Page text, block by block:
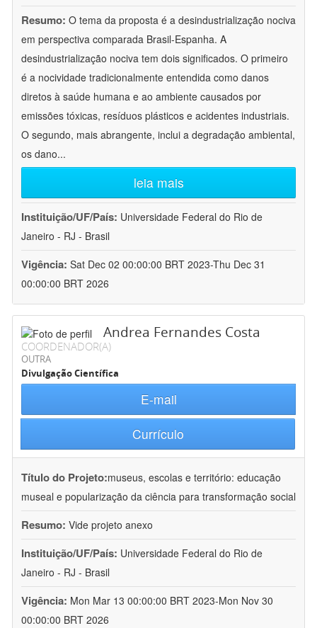
Resumo: O tema da proposta é a desindustrialização nociva
em perspectiva comparada Brasil-Espanha. A
desindustrialização nociva tem dois significados. O primeiro
é a nocividade tradicionalmente entendida como danos
diretos à saúde humana e ao ambiente causados por
emissões tóxicas, resíduos plásticos e acidentes industriais.
O segundo, mais abrangente, inclui a degradação ambiental,
os dano...
leia mais
Instituição/UF/País: Universidade Federal do Rio de
Janeiro - RJ - Brasil
Vigência: Sat Dec 02 00:00:00 BRT 2023-Thu Dec 31
00:00:00 BRT 2026
Andrea Fernandes Costa
COORDENADOR(A)
OUTRA
Divulgação Científica
E-mail
Currículo
Título do Projeto:museus, escolas e território: educação
museal e popularização da ciência para transformação social
Resumo: Vide projeto anexo
Instituição/UF/País: Universidade Federal do Rio de
Janeiro - RJ - Brasil
Vigência: Mon Mar 13 00:00:00 BRT 2023-Mon Nov 30
00:00:00 BRT 2026